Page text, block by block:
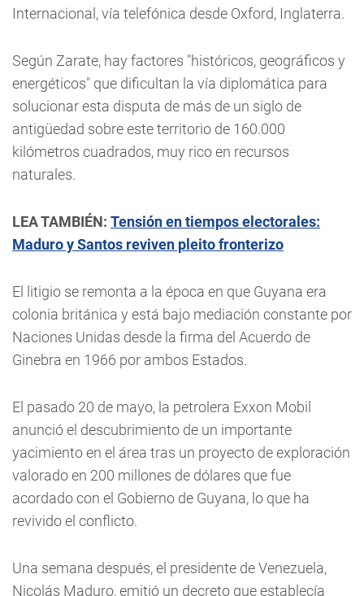
Internacional, vía telefónica desde Oxford, Inglaterra.
Según Zarate, hay factores "históricos, geográficos y
energéticos" que dificultan la vía diplomática para
solucionar esta disputa de más de un siglo de
antigüedad sobre este territorio de 160.000
kilómetros cuadrados, muy rico en recursos
naturales.
LEA TAMBIÉN: Tensión en tiempos electorales:
Maduro y Santos reviven pleito fronterizo
El litigio se remonta a la época en que Guyana era
colonia británica y está bajo mediación constante por
Naciones Unidas desde la firma del Acuerdo de
Ginebra en 1966 por ambos Estados.
El pasado 20 de mayo, la petrolera Exxon Mobil
anunció el descubrimiento de un importante
yacimiento en el área tras un proyecto de exploración
valorado en 200 millones de dólares que fue
acordado con el Gobierno de Guyana, lo que ha
revivido el conflicto.
Una semana después, el presidente de Venezuela,
Nicolás Maduro, emitió un decreto que establecía